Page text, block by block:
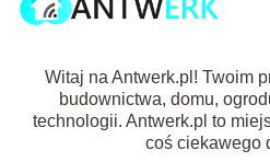
Witaj na Antwerk.pl! Twoim
budownictwa, domu,
technologii. Antwerk.pl to
coś ciekawego